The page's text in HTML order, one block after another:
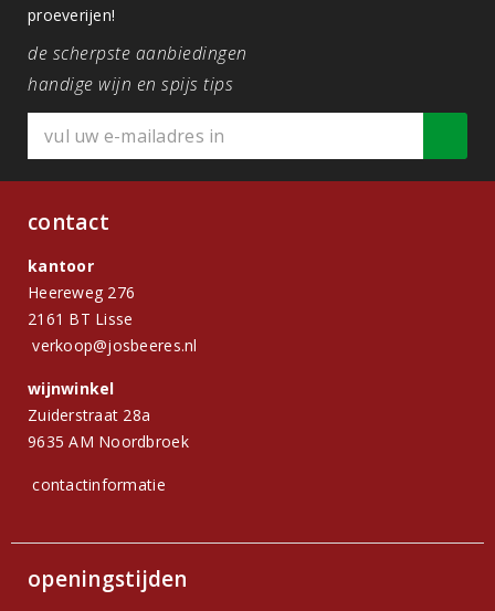
proeverijen!
de scherpste aanbiedingen
handige wijn en spijs tips
contact
kantoor
Heereweg 276
2161 BT Lisse
verkoop@josbeeres.nl
wijnwinkel
Zuiderstraat 28a
9635 AM Noordbroek
contactinformatie
openingstijden